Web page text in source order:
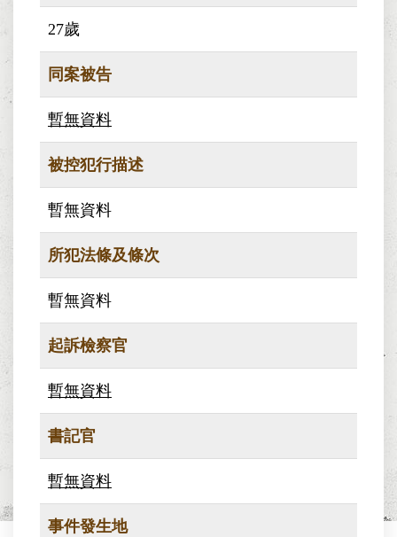
27歲
同案被告
暫無資料
被控犯行描述
暫無資料
所犯法條及條次
暫無資料
起訴檢察官
暫無資料
書記官
暫無資料
事件發生地